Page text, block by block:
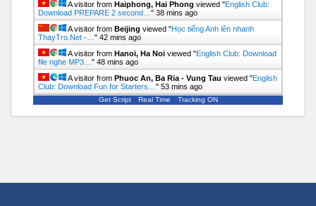
A visitor from Haiphong, Hai Phong viewed "English Club:
Download PREPARE 2 second… " 38 mins ago
A visitor from Beijing viewed "Học tiếng Anh lên nhanh
ThayTro.Net -… " 42 mins ago
A visitor from Hanoi, Ha Noi viewed "English Club: Download
file nghe MP3… " 48 mins ago
A visitor from Phuoc An, Ba Ria - Vung Tau viewed "English
Club: Download Fun for Starters… " 53 mins ago
Get Script Real Time Tracking ON